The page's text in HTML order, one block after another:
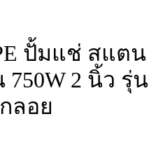
ปั้มแช่ สแตน
2 นิ้ว รุ่น
ลอย